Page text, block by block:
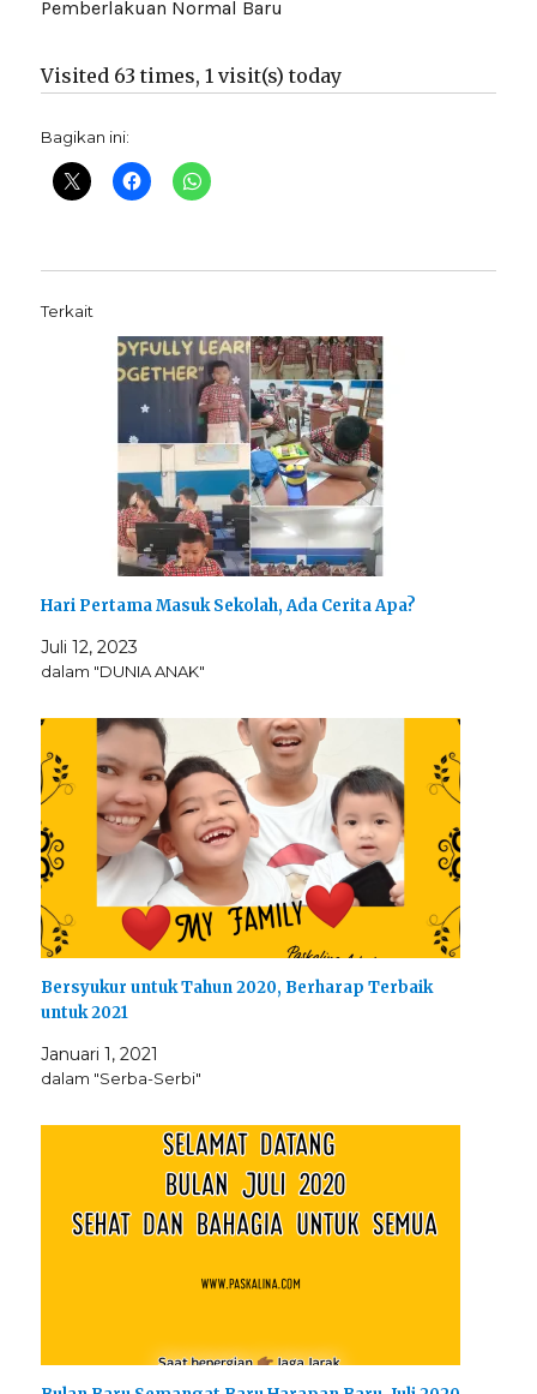
Pemberlakuan Normal Baru
Visited 63 times, 1 visit(s) today
Bagikan ini:
Terkait
Hari Pertama Masuk Sekolah, Ada Cerita Apa?
Juli 12, 2023
dalam "DUNIA ANAK"
Bersyukur untuk Tahun 2020, Berharap Terbaik
untuk 2021
Januari 1, 2021
dalam "Serba-Serbi"